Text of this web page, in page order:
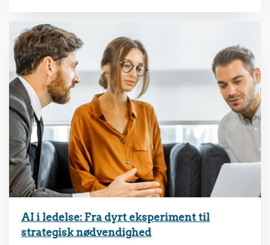
AI i ledelse: Fra dyrt eksperiment til
strategisk nødvendighed